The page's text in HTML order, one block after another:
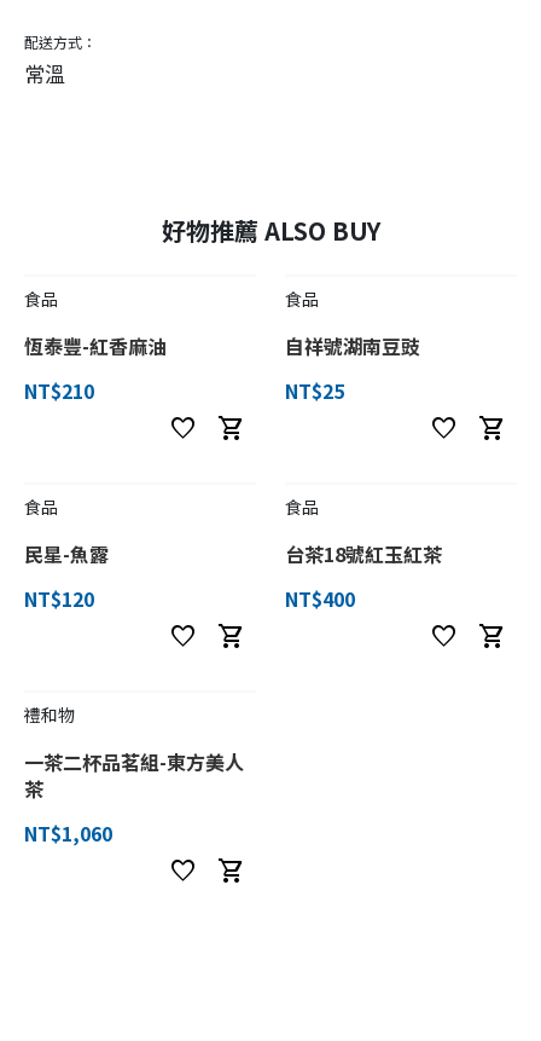
配送方式：
常溫
好物推薦 ALSO BUY
食品
恆泰豐-紅香麻油
NT$210
favorite shopping_cart
食品
自祥號湖南豆豉
NT$25
favorite shopping_cart
食品
民星-魚露
NT$120
favorite shopping_cart
食品
台茶18號紅玉紅茶
NT$400
favorite shopping_cart
禮和物
一茶二杯品茗組-東方美人
茶
NT$1,060
favorite shopping_cart